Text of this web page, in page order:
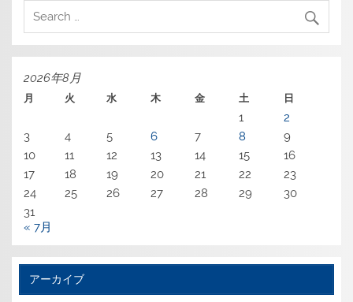
2026年8月
月 火 水 木 金 土 日
1
2
3
4 5 6 7 8
9
10
11 12 13 14 15
16
17
18 19 20 21 22
23
24
25 26 27 28 29
30
31
« 7月
アーカイブ